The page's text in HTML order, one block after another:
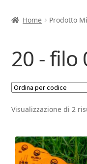
Home Prodotto
20 - filo
Visualizzazione di 2